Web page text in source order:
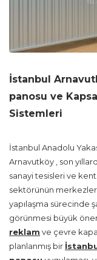
İstanbul
panosu ve
Sistemleri
İstanbul Anadolu
Arnavutköy , son
sanayi tesisleri ve
sektörünün
yapılaşma sürecinde
görünmesi büyük
reklam ve çevre
planlanmış bir